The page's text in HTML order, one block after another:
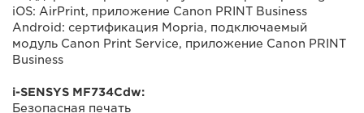
iOS: AirPrint, приложение Canon PRINT Business
Android: сертификация Mopria, подключаемый
модуль Canon Print Service, приложение Canon PRINT
Business
i-SENSYS MF734Cdw:
Безопасная печать